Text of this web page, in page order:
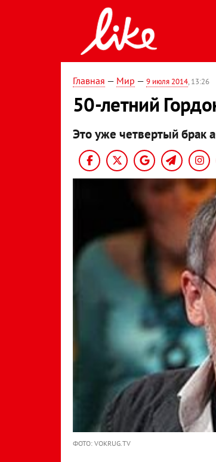
Главная — Мир — 9 июля 2014, 13:26
50-летний
Это уже четвертый брак
ФОТО: VOKRUG.TV